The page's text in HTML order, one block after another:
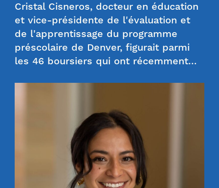
Cristal Cisneros, docteur en éducation
et vice-présidente de l'évaluation et
de l'apprentissage du programme
préscolaire de Denver, figurait parmi
les 46 boursiers qui ont récemment…